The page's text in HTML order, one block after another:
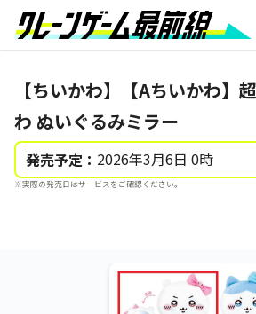
【ちいかわ】【Aちいかわ】
わ ぬいぐるみミラー
発売予定： 2026年3月6日 0時
※実際の発売日はサービスをご確認ください。